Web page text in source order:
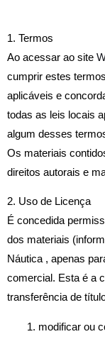
1. Termos
Ao acessar ao site
cumprir estes
aplicáveis ​​e
todas as leis locais
algum desses
Os materiais
direitos autorais e
2. Uso de Licença
É concedida
dos materiais
Náutica , apenas
comercial. Esta é a
transferência de
modificar ou